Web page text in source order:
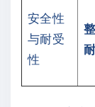
安全性
与耐受
性